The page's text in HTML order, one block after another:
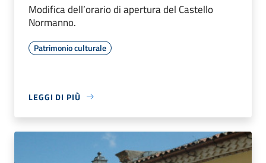
Modifica dell’orario di apertura del Castello
Normanno.
Patrimonio culturale
LEGGI DI PIÙ